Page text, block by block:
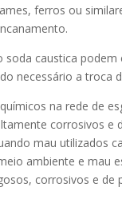
ferros ou
soda caustica podem
necessário a troca
na rede de
corrosivos e
mau utilizados
ambiente e mau
corrosivos e de